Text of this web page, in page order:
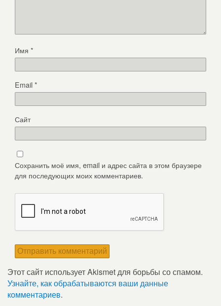
Имя *
Email*
Сайт
Сохранить моё имя, email и адрес сайта в этом браузере
для последующих моих комментариев.
Этот сайт использует Akismet для борьбы со спамом.
Узнайте, как обрабатываются ваши данные
комментариев.